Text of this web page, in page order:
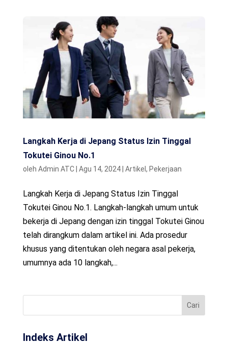
Langkah Kerja di Jepang Status Izin Tinggal
Tokutei Ginou No.1
oleh Admin ATC| Agu 14, 2024| Artikel , Pekerjaan
Langkah Kerja di Jepang Status Izin Tinggal
Tokutei Ginou No.1. Langkah-langkah umum untuk
bekerja di Jepang dengan izin tinggal Tokutei Ginou
telah dirangkum dalam artikel ini. Ada prosedur
khusus yang ditentukan oleh negara asal pekerja,
umumnya ada 10 langkah,...
Indeks Artikel